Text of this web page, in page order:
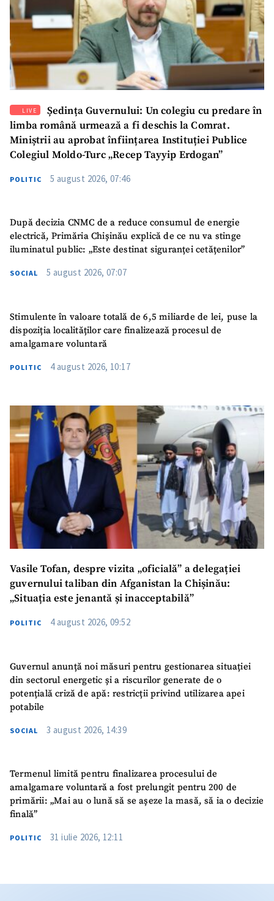
LIVE
Ședința Guvernului: Un colegiu cu predare în
limba română urmează a fi deschis la Comrat.
Miniștrii au aprobat înființarea Instituției Publice
Colegiul Moldo-Turc „Recep Tayyip Erdogan”
POLITIC 5 august 2026, 07:46
După decizia CNMC de a reduce consumul de energie
electrică, Primăria Chișinău explică de ce nu va stinge
iluminatul public: „Este destinat siguranței cetățenilor”
SOCIAL 5 august 2026, 07:07
Stimulente în valoare totală de 6,5 miliarde de lei, puse la
dispoziția localităților care finalizează procesul de
amalgamare voluntară
POLITIC 4 august 2026, 10:17
Vasile Tofan, despre vizita „oficială” a delegației
guvernului taliban din Afganistan la Chișinău:
„Situația este jenantă și inacceptabilă”
POLITIC 4 august 2026, 09:52
Guvernul anunță noi măsuri pentru gestionarea situației
din sectorul energetic și a riscurilor generate de o
potențială criză de apă: restricții privind utilizarea apei
potabile
SOCIAL 3 august 2026, 14:39
Termenul limită pentru finalizarea procesului de
amalgamare voluntară a fost prelungit pentru 200 de
primării: „Mai au o lună să se așeze la masă, să ia o decizie
finală”
POLITIC 31 iulie 2026, 12:11